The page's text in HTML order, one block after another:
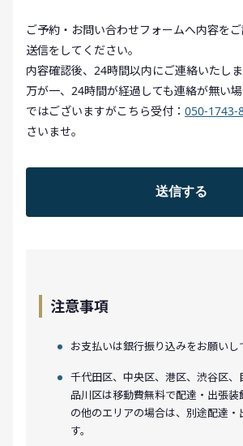
ご予約・お問い合わせフォームへ内容を
送信をしてください。
内容確認後、24時間以内にご連絡いたしま
万が一、24時間が経過しても連絡が無い
ではございますがこちら受付： 050-1743-
さいませ。
注意事項
お支払いは銀行振り込みをお願いし
千代田区、中央区、港区、渋谷区、
品川区は移動費無料で配達・出張装
の他のエリアの場合は、別途配達・
す。